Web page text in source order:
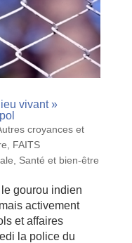
vivant »
croyances et
FAITS
Santé et bien-être
gourou indien
activement
et affaires
la police du